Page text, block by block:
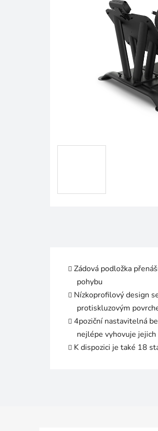
Zádová podložka
pohybu
Nízkoprofilový design
protiskluzovým
4poziční nastavitelná
nejlépe vyhovuje
K dispozici je také 18